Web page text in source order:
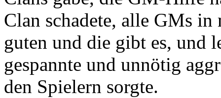
Clan schadete, alle GMs
guten und die gibt es, und
gespannte und unnötig
den Spielern sorgte.